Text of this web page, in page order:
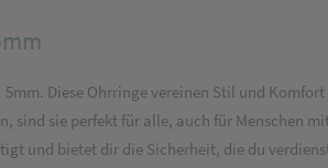
Diese Ohrringe vereinen Stil und
sie perfekt für alle, auch für Menschen
und bietet dir die Sicherheit, die du